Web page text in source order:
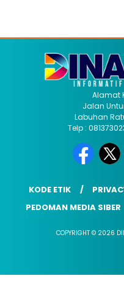
Alamat
Jalan
Labuhan
Telp :
KODE ETIK
PEDOMAN MEDIA SIBER
COPYRIGHT © 2026